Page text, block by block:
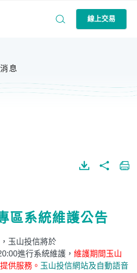
線上交易
息
區系統維護公告
玉山投信將於
進行系統維護， 維護期間玉山
供服務。 玉山投信網站及自動語音